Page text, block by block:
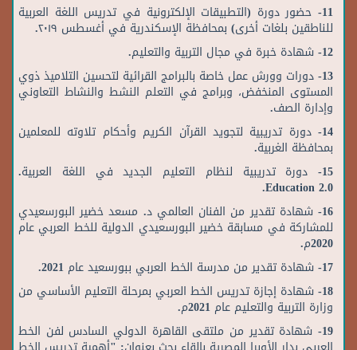
11- حضور دورة (التطبيقات الإلكترونية في تدريس اللغة العربية
للناطقين بلغات أخرى) بمحافظة الإسكندرية في أغسطس ٢٠١٩.
12- شهادة خبرة في مجال التربية والتعليم.
13- دورات وورش عمل خاصة بالبرامج القرائية لتحسين التلاميذ ذوي
المستوى المنخفض، وبرامج في التعلم النشط والنشاط التعاوني
وإدارة الصف.
14- دورة تدريبية لتجويد القرآن الكريم وأحكام تلاوته للمعلمين
بمحافظة الغربية.
15- دورة تدريبية لنظام التعليم الجديد في اللغة العربية.
Education 2.0.
16- شهادة تقدير من الفنان العالمي د. مسعد خضير البورسعيدي
للمشاركة في مسابقة خضير البورسعيدي الدولية للخط العربي عام
2020م.
17- شهادة تقدير من مدرسة الخط العربي ببورسعيد عام 2021.
18- شهادة إجازة تدريس الخط العربي بمرحلة التعليم الأساسي من
وزارة التربية والتعليم عام 2021م.
19- شهادة تقدير من ملتقى القاهرة الدولي السادس لفن الخط